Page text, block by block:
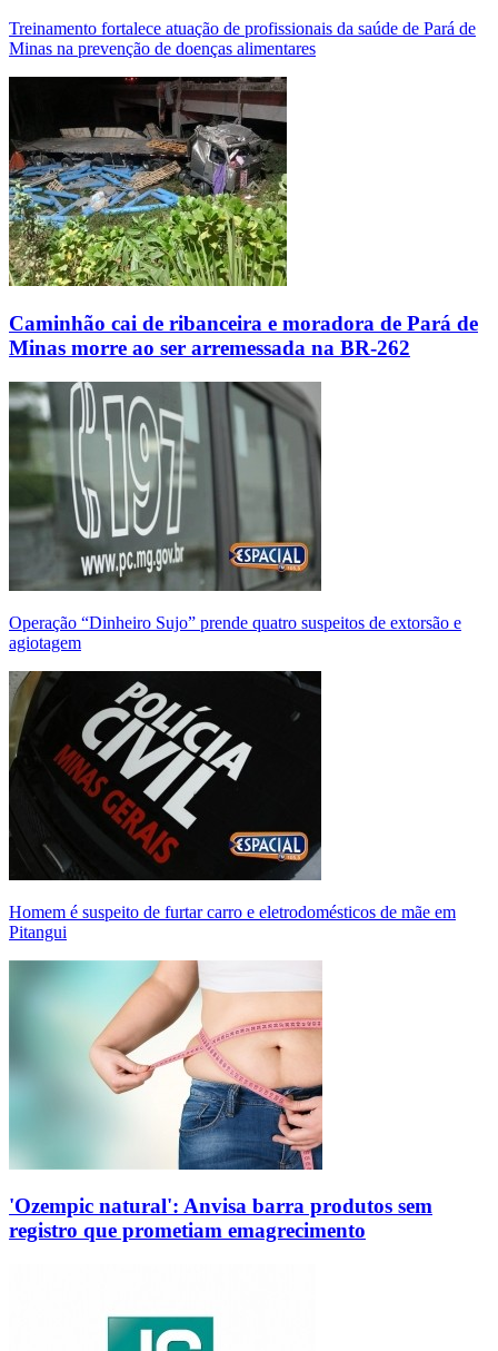
Treinamento fortalece atuação de profissionais da saúde de Pará de
Minas na prevenção de doenças alimentares
Caminhão cai de ribanceira e moradora de Pará de
Minas morre ao ser arremessada na BR-262
Operação “Dinheiro Sujo” prende quatro suspeitos de extorsão e
agiotagem
Homem é suspeito de furtar carro e eletrodomésticos de mãe em
Pitangui
'Ozempic natural': Anvisa barra produtos sem
registro que prometiam emagrecimento